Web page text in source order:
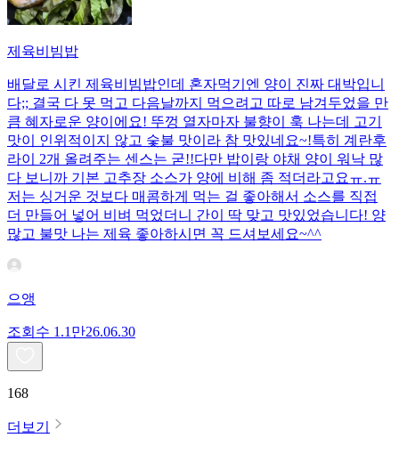
제육비빔밥
배달로 시킨 제육비빔밥인데 혼자먹기엔 양이 진짜 대박입니
다;; 결국 다 못 먹고 다음날까지 먹으려고 따로 남겨두었을 만
큼 혜자로운 양이에요! 뚜껑 열자마자 불향이 훅 나는데 고기
맛이 인위적이지 않고 숯불 맛이라 참 맛있네요~!특히 계란후
라이 2개 올려주는 센스는 굳!! ​다만 밥이랑 야채 양이 워낙 많
다 보니까 기본 고추장 소스가 양에 비해 좀 적더라고요ㅠ.ㅠ
저는 싱거운 것보다 매콤하게 먹는 걸 좋아해서 소스를 직접
더 만들어 넣어 비벼 먹었더니 간이 딱 맞고 맛있었습니다! 양
많고 불맛 나는 제육 좋아하시면 꼭 드셔보세요~^^
으앵
조회수 1.1만26.06.30
168
더보기